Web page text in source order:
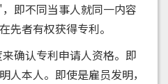
不同当事人就同一内容
先者有权获得专利。
认专利申请人资格。即
人本人。即使是雇员发明，